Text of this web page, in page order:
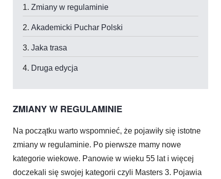
Zmiany w regulaminie
Akademicki Puchar Polski
Jaka trasa
Druga edycja
ZMIANY W REGULAMINIE
Na początku warto wspomnieć, że pojawiły się istotne
zmiany w regulaminie. Po pierwsze mamy nowe
kategorie wiekowe. Panowie w wieku 55 lat i więcej
doczekali się swojej kategorii czyli Masters 3. Pojawia